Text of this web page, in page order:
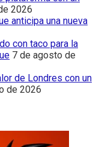
2026
anticipa una nueva
con taco para la
7 de agosto de
de Londres con un
de 2026